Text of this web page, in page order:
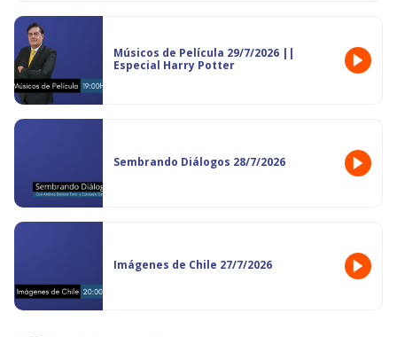
Músicos de Película 29/7/2026 ||
Especial Harry Potter
Sembrando Diálogos 28/7/2026
Imágenes de Chile 27/7/2026